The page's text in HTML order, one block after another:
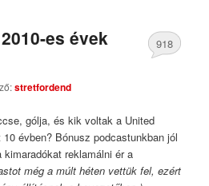
es évek
stretfordend
918
gólja, és kik voltak a United
évben? Bónusz podcastunkban jól
reklamálni ér a
még a múlt héten vettük fel, ezért